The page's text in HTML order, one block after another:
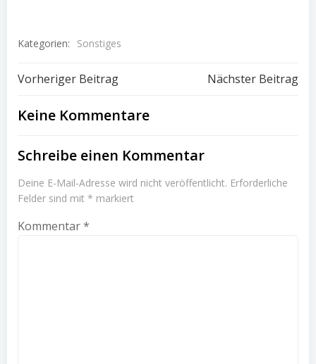
Verhandlungen
Elsner hat einen Ruf an
die Uni Postdam
Kategorien: Sonstiges
Beitragsnavigation
Vorheriger Beitrag Nächster Beitrag
Keine Kommentare
Schreibe einen Kommentar
Deine E-Mail-Adresse wird nicht veröffentlicht. Erforderliche
Felder sind mit * markiert
Kommentar*